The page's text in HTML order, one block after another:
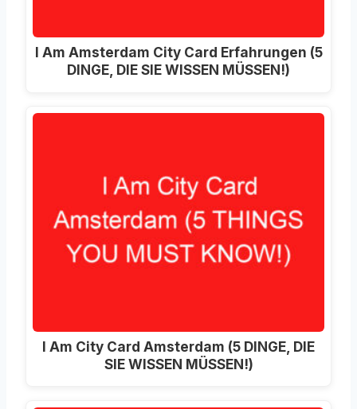
I Am Amsterdam City Card Erfahrungen (5
DINGE, DIE SIE WISSEN MÜSSEN!)
I Am City Card Amsterdam (5 DINGE, DIE
SIE WISSEN MÜSSEN!)